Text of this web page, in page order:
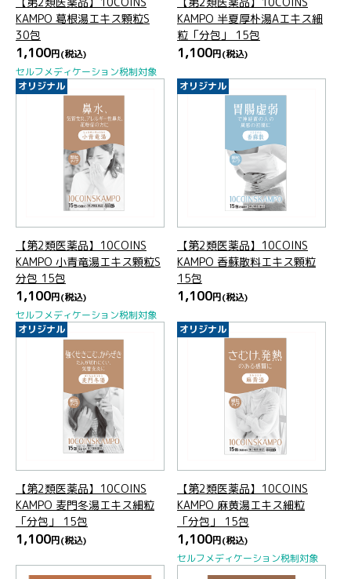
KAMPO 葛根湯エキス顆粒S
30包
1,100円(税込)
セルフメディケーション税制対象
KAMPO 半夏厚朴湯Aエキス細
粒「分包」 15包
1,100円(税込)
オリジナル
【第2類医薬品】10COINS
KAMPO 小青竜湯エキス顆粒S
分包 15包
1,100円(税込)
セルフメディケーション税制対象
オリジナル
【第2類医薬品】10COINS
KAMPO 香蘇散料エキス顆粒
15包
1,100円(税込)
オリジナル
【第2類医薬品】10COINS
KAMPO 麦門冬湯エキス細粒
「分包」 15包
1,100円(税込)
オリジナル
【第2類医薬品】10COINS
KAMPO 麻黄湯エキス細粒
「分包」 15包
1,100円(税込)
セルフメディケーション税制対象